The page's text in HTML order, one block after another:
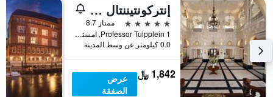
إنتركونتيننتال أمستل أمستردام
5 نجوم
ممتاز 8.7
Professor Tulpplein 1, امستردام, مقاطعة شمال هولندا, هولندا
0.0 كيلومتر عن وسط المدينة
1,842 ﷼
عرض
الصفقة